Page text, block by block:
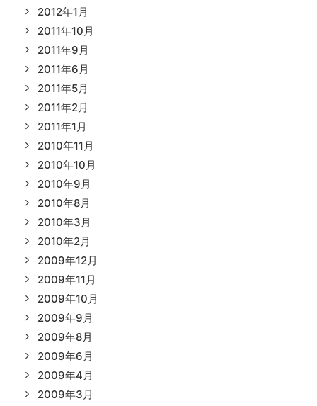
2012年1月
2011年10月
2011年9月
2011年6月
2011年5月
2011年2月
2011年1月
2010年11月
2010年10月
2010年9月
2010年8月
2010年3月
2010年2月
2009年12月
2009年11月
2009年10月
2009年9月
2009年8月
2009年6月
2009年4月
2009年3月